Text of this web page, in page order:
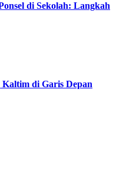
di Sekolah: Langkah
di Garis Depan